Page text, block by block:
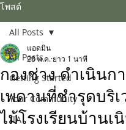
โพสต์
All Posts
Getting Started
Your Community
ITA
All Posts
กองช่าง ดำเนินก
เพดานที่ชำรุดบริ
ไม้โรงเรียนบ้านเ
แอดมิน
28 พ.ค. ยาว 1 นาที